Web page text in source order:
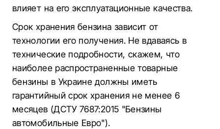
влияет на его эксплуатационные качества.
Срок хранения бензина зависит от
технологии его получения. Не вдаваясь в
технические подробности, скажем, что
наиболее распространенные товарные
бензины в Украине должны иметь
гарантийный срок хранения не менее 6
месяцев (ДСТУ 7687:2015 "Бензины
автомобильные Евро").